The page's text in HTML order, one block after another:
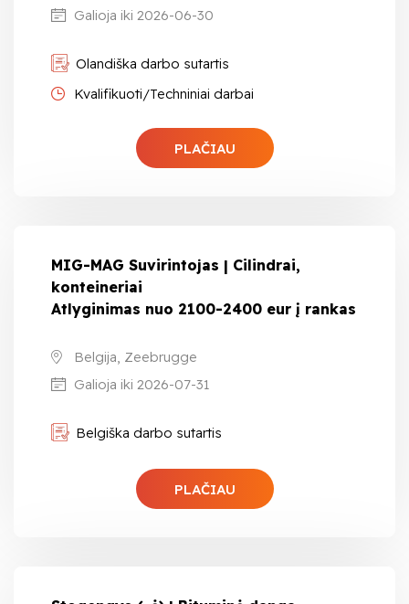
Galioja iki 2026-06-30
Olandiška darbo sutartis
Kvalifikuoti/Techniniai darbai
PLAČIAU
MIG-MAG Suvirintojas | Cilindrai,
konteineriai
Atlyginimas nuo 2100-2400 eur į rankas
Belgija, Zeebrugge
Galioja iki 2026-07-31
Belgiška darbo sutartis
PLAČIAU